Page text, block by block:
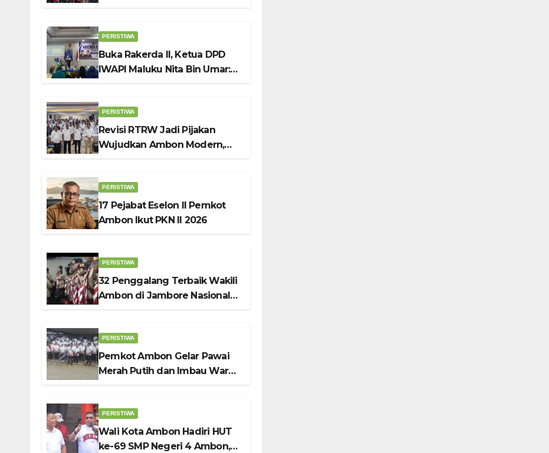
PERISTIWA
Buka Rakerda II, Ketua DPD
IWAPI Maluku Nita Bin Umar:
PERISTIWA
Revisi RTRW Jadi Pijakan
Wujudkan Ambon Modern,
PERISTIWA
17 Pejabat Eselon II Pemkot
Ambon Ikut PKN II 2026
PERISTIWA
32 Penggalang Terbaik Wakili
Ambon di Jambore Nasional
PERISTIWA
Pemkot Ambon Gelar Pawai
Merah Putih dan Imbau Warga
PERISTIWA
Wali Kota Ambon Hadiri HUT
ke-69 SMP Negeri 4 Ambon,